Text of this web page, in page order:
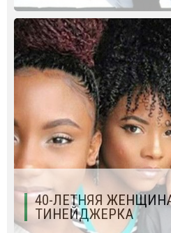
40-ЛЕТНЯЯ
ТИНЕЙДЖЕРКА